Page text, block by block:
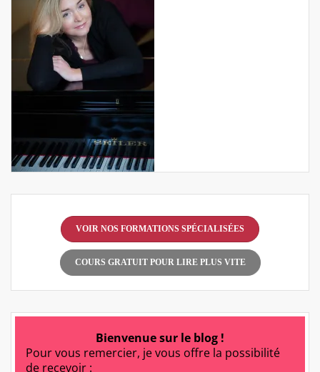
VOIR NOS FORMATIONS SPÉCIALISÉES
COURS GRATUIT POUR LIRE PLUS VITE